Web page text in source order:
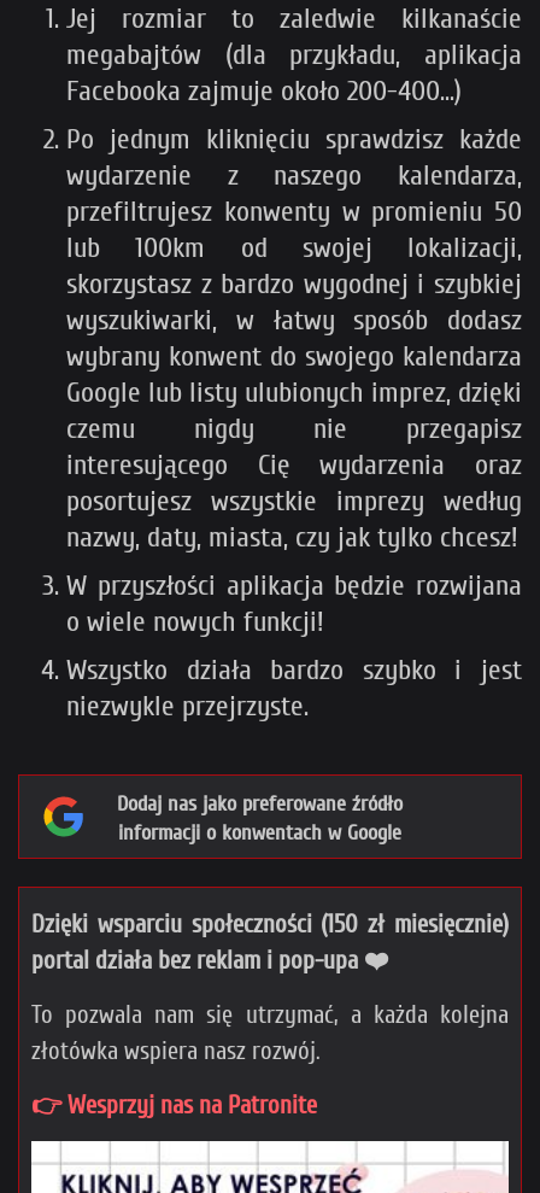
Jej rozmiar to zaledwie kilkanaście
megabajtów (dla przykładu, aplikacja
Facebooka zajmuje około 200-400...)
Po jednym kliknięciu sprawdzisz każde
wydarzenie z naszego kalendarza,
przefiltrujesz konwenty w promieniu 50
lub 100km od swojej lokalizacji,
skorzystasz z bardzo wygodnej i szybkiej
wyszukiwarki, w łatwy sposób dodasz
wybrany konwent do swojego kalendarza
Google lub listy ulubionych imprez, dzięki
czemu nigdy nie przegapisz
interesującego Cię wydarzenia oraz
posortujesz wszystkie imprezy według
nazwy, daty, miasta, czy jak tylko chcesz!
W przyszłości aplikacja będzie rozwijana
o wiele nowych funkcji!
Wszystko działa bardzo szybko i jest
niezwykle przejrzyste.
Dodaj nas jako preferowane źródło
informacji o konwentach w Google
Dzięki wsparciu społeczności (150 zł miesięcznie)
portal działa bez reklam i pop-upa ❤️
To pozwala nam się utrzymać, a każda kolejna
złotówka wspiera nasz rozwój.
👉 Wesprzyj nas na Patronite